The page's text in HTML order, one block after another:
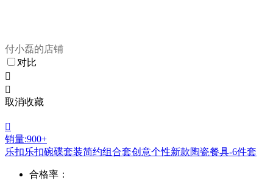
付小磊的店铺
对比


取消收藏

销量:900+
乐扣乐扣碗碟套装简约组合套创意个性新款陶瓷餐具-6件套
合格率：